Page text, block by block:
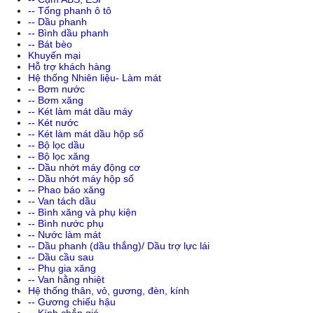
-- Tổng phanh ô tô
-- Dầu phanh
-- Bình dầu phanh
-- Bát bèo
Khuyến mại
Hỗ trợ khách hàng
Hệ thống Nhiên liệu- Làm mát
-- Bơm nước
-- Bơm xăng
-- Két làm mát dầu máy
-- Két nước
-- Két làm mát dầu hộp số
-- Bộ lọc dầu
-- Bộ lọc xăng
-- Dầu nhớt máy động cơ
-- Dầu nhớt máy hộp số
-- Phao báo xăng
-- Van tách dầu
-- Bình xăng và phụ kiện
-- Bình nước phụ
-- Nước làm mát
-- Dầu phanh (dầu thắng)/ Dầu trợ lực lái
-- Dầu cầu sau
-- Phụ gia xăng
-- Van hằng nhiệt
Hệ thống thân, vỏ, gương, đèn, kính
-- Gương chiếu hậu